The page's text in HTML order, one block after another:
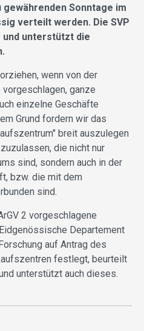
Sonntage im
verteilt werden. Die SVP
unterstützt die
wenn von der
vorgeschlagen, ganze
einzelne Geschäfte
Grund fordern wir das
breit auszulegen
die nicht nur
sind, sondern auch in der
bzw. die mit dem
sind.
2 vorgeschlagene
Departement
auf Antrag des
festlegt, beurteilt
unterstützt auch dieses.